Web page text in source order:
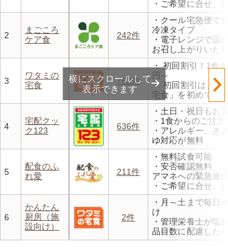
・ご希望に合せ、
食、アレルギーに無
・1回だけ、1食だ
もOK
2
まごころ
ケア食
242件
・クール宅急便で
冷凍タイプ
・電子レンジで温
お召し上がりいただ
・メニューの組み
理栄養士にお任せ
・定期は通常価格
んと20％OFF！
3
ワタミの
宅食
762件
・ 初回割引！1食あ
円～
・ 初回割引は、「
宅食」を初めて利用
方、または6か月以
お休みされている
なります。※「好
ず」「好い日の御
外
・香り、風味、食
るよう冷蔵でお届け
・日替わりの献立
らご利用可能
4
宅配クッ
ク123
636件
・土日・祝日もお届
・1食からのご注文
・アレルギー、き
ゆ対応が無料
・無料試食・安否
対応あり
5
配食のふ
れ愛
211件
・無料試食可能
・安否確認無料 ご
アマネへの緊急連絡
・ご希望に合せ、
食、アレルギーに無
・1回だけ、1食だ
もOK
6
かんたん
厨房（施
設向け）
2件
・月～土まで毎日
け
・管理栄養士が塩
品目数に配慮した
・自社工場で厳格
横にスクロールして
表示できます